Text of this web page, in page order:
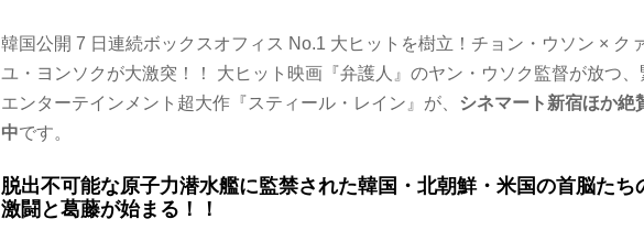
韓国公開 7 日連続ボックスオフィス No.1 大ヒットを樹立！チョン・ウソン × ク
ユ・ヨンソクが大激突！！ 大ヒット映画『弁護人』のヤン・ウソク監督が放つ
エンターテインメント超大作『スティール・レイン』が、
シネマート新宿ほか絶
中です。
脱出不可能な原子力潜水艦に監禁された韓国・北朝鮮・米国の首脳たち
激闘と葛藤が始まる！！